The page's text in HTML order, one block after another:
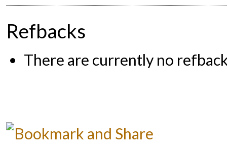
Refbacks
There are currently no